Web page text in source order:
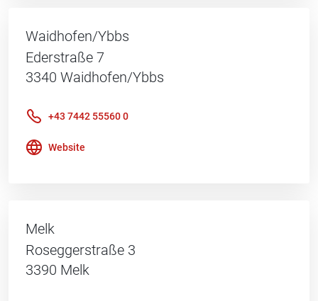
Waidhofen/Ybbs
Ederstraße 7
3340 Waidhofen/Ybbs
+43 7442 55560 0
Website
Melk
Roseggerstraße 3
3390 Melk